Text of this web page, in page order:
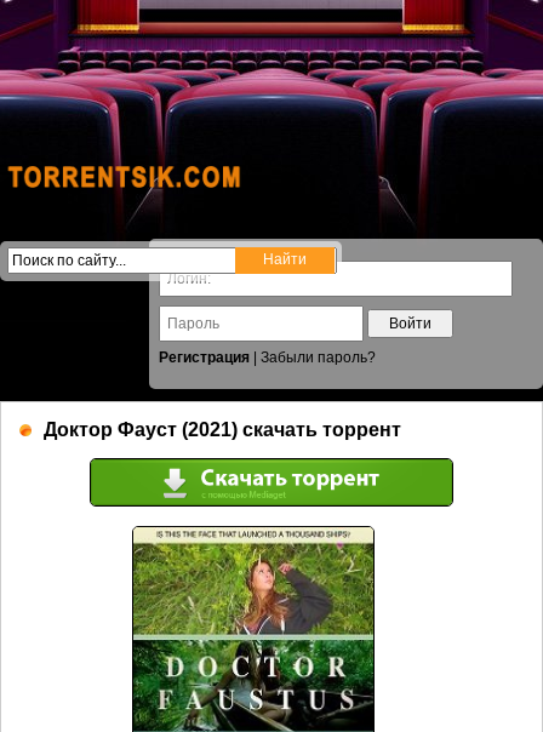
Войти
Регистрация
Забыли пароль?
Доктор Фауст (2021) скачать торрент